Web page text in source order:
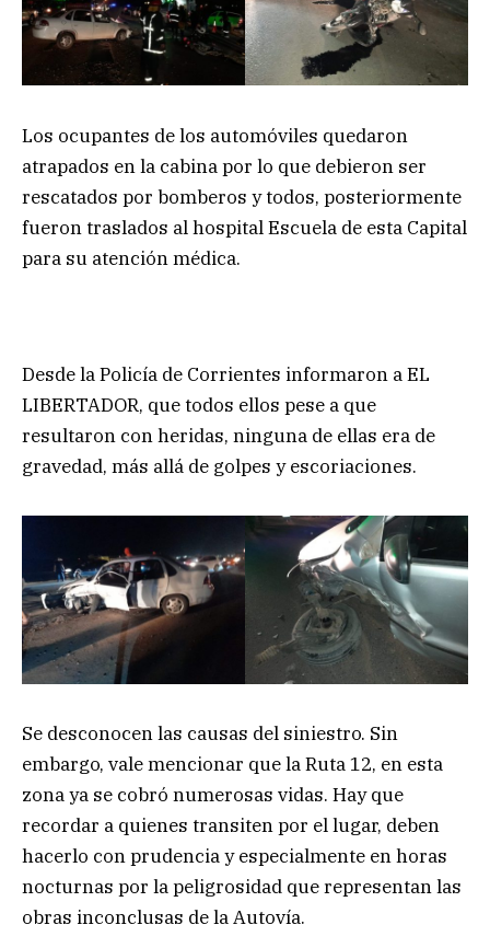
Los ocupantes de los automóviles quedaron
atrapados en la cabina por lo que debieron ser
rescatados por bomberos y todos, posteriormente
fueron traslados al hospital Escuela de esta Capital
para su atención médica.
Desde la Policía de Corrientes informaron a EL
LIBERTADOR, que todos ellos pese a que
resultaron con heridas, ninguna de ellas era de
gravedad, más allá de golpes y escoriaciones.
Se desconocen las causas del siniestro. Sin
embargo, vale mencionar que la Ruta 12, en esta
zona ya se cobró numerosas vidas. Hay que
recordar a quienes transiten por el lugar, deben
hacerlo con prudencia y especialmente en horas
nocturnas por la peligrosidad que representan las
obras inconclusas de la Autovía.